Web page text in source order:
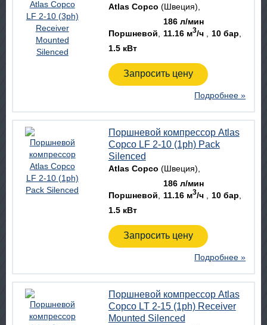
Atlas Copco (Швеция)
Поршневой
186 л/мин
11.16 м3/ч
10 бар
1.5 кВт
Запросить цену
Подробнее »
Поршневой компрессор Atlas
Copco LF 2-10 (1ph) Pack
Silenced
Atlas Copco (Швеция)
Поршневой
186 л/мин
11.16 м3/ч
10 бар
1.5 кВт
Запросить цену
Подробнее »
Поршневой компрессор Atlas
Copco LT 2-15 (1ph) Receiver
Mounted Silenced